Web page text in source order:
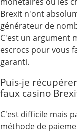
Brexit n'ont
générateur de
C'est un argument
escrocs pour vous
garanti.
Puis-je
faux casino
C'est difficile mais
méthode de